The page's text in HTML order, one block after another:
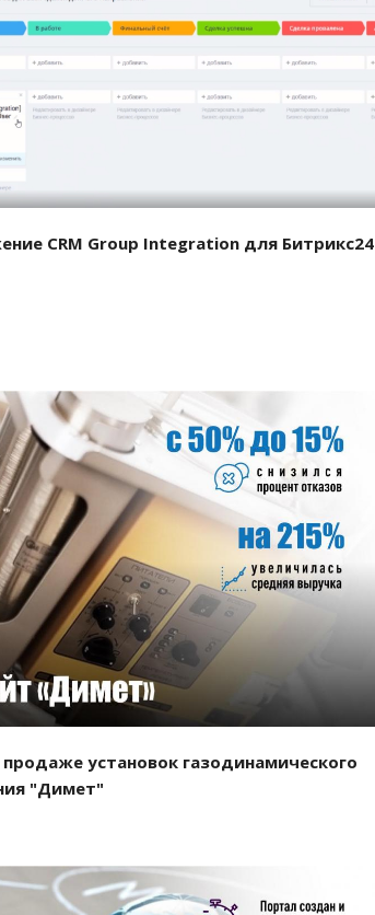
CRM Group Integration для Битрикс24
Смотреть проект
установок газодинамического
"Димет"